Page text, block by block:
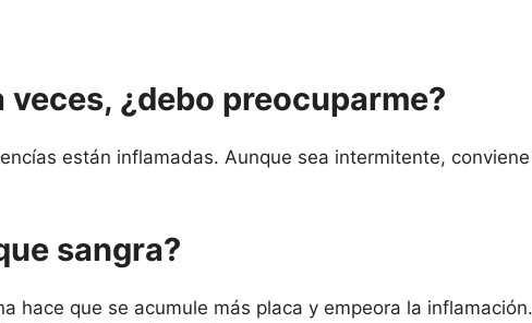
¿debo preocuparme?
están inflamadas. Aunque sea intermitente,
sangra?
hace que se acumule más placa y empeora la